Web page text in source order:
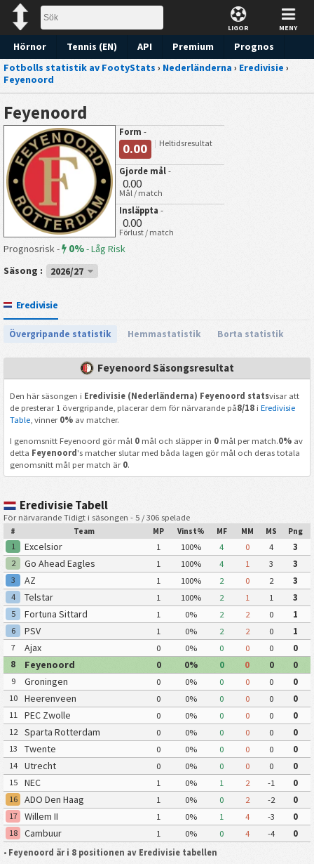
LIGOR MENY
Hörnor Tennis (EN) API Premium
Prognos
Fotbolls statistik av FootyStats › Nederländerna › Eredivisie ›
Feyenoord
Feyenoord
Form -
0.00 Heltidsresultat
Gjorde mål -
0.00
Mål / match
Insläppta -
0.00
Förlust / match
Prognosrisk - 0%-Låg Risk
Säsong :
2026/27
Eredivisie
Övergripande statistik Hemmastatistik Borta statistik
Feyenoord Säsongsresultat
Den här säsongen i Eredivisie (Nederländerna) Feyenoord statsvisar att
de presterar 1 övergripande, placerar dem för närvarande på8/18i Eredivisie
Table, vinner 0%av matcher.
I genomsnitt Feyenoord gör mål 0mål och släpper in 0mål per match.0%av
detta Feyenoord 's matcher slutar med båda lagen gör mål och deras totala
genomsnitt mål per match är 0.
Eredivisie Tabell
För närvarande Tidigt i säsongen - 5 / 306 spelade
# Team MP Vinst% MF MM MS Png
1 Excelsior 1 100% 4 0 4
3
2
Go Ahead Eagles 1 100% 4 1 3
3
3
AZ 1 100% 2 0 2
3
4
Telstar 1 100% 2 1 1
3
5
Fortuna Sittard 1 0% 2 2 0
1
6
PSV 1 0% 2 2 0
1
7
Ajax 0 0% 0 0 0
0
8
Feyenoord 0 0% 0 0 0
0
9
Groningen 0 0% 0 0 0
0
10
Heerenveen 0 0% 0 0 0
0
11
PEC Zwolle 0 0% 0 0 0
0
12
Sparta Rotterdam 0 0% 0 0 0
0
13
Twente 0 0% 0 0 0
0
14
Utrecht 0 0% 0 0 0
0
15
NEC 1 0% 1 2 -1
0
16
ADO Den Haag 1 0% 0 2 -2
0
17
Willem II 1 0% 1 4 -3
0
18
Cambuur 1 0% 0 4 -4
0
• Feyenoord är i 8 positionen av Eredivisie tabellen